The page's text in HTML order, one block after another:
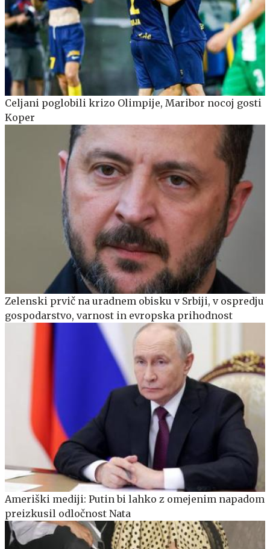
Celjani poglobili krizo Olimpije, Maribor nocoj gosti
Koper
Zelenski prvič na uradnem obisku v Srbiji, v ospredju
gospodarstvo, varnost in evropska prihodnost
Ameriški mediji: Putin bi lahko z omejenim napadom
preizkusil odločnost Nata